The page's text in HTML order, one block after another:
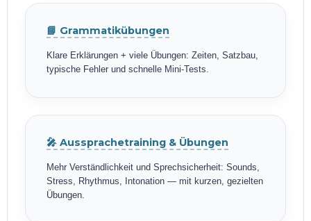
📘 Grammatikübungen
Klare Erklärungen + viele Übungen: Zeiten, Satzbau,
typische Fehler und schnelle Mini-Tests.
🎤 Aussprachetraining & Übungen
Mehr Verständlichkeit und Sprechsicherheit: Sounds,
Stress, Rhythmus, Intonation — mit kurzen, gezielten
Übungen.